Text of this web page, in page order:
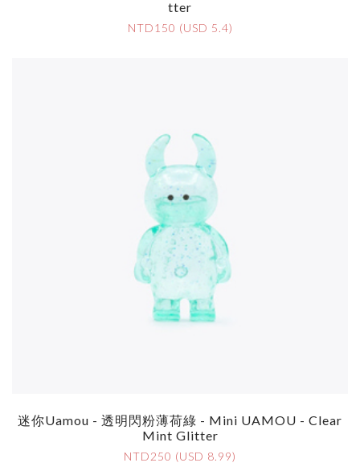
Tter
NTD150 (USD 5.4)
迷你Uamou - 透明閃粉薄荷綠 - Mini UAMOU - Clear
Mint Glitter
NTD250 (USD 8.99)